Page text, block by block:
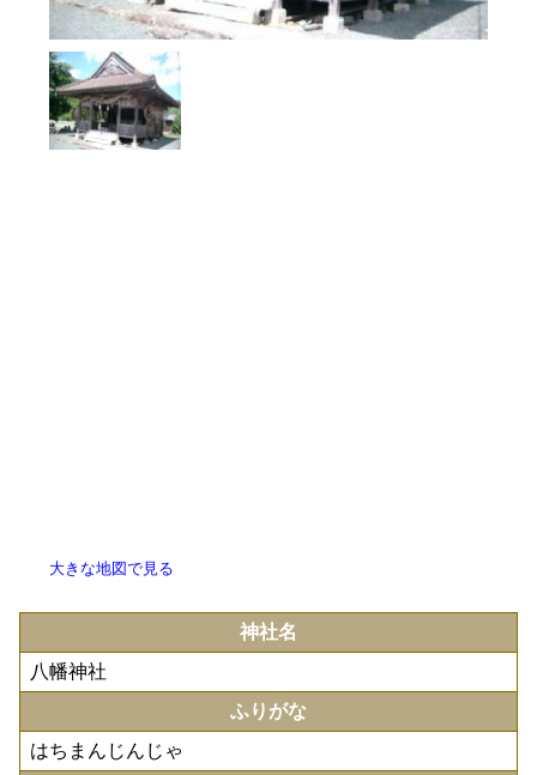
大きな地図で見る
神社名
八幡神社
ふりがな
はちまんじんじゃ